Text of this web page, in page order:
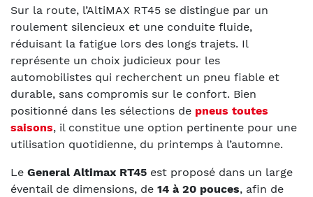
Sur la route, l’AltiMAX RT45 se distingue par un
roulement silencieux et une conduite fluide,
réduisant la fatigue lors des longs trajets. Il
représente un choix judicieux pour les
automobilistes qui recherchent un pneu fiable et
durable, sans compromis sur le confort. Bien
positionné dans les sélections de pneus toutes
saisons, il constitue une option pertinente pour une
utilisation quotidienne, du printemps à l’automne.
Le General Altimax RT45 est proposé dans un large
éventail de dimensions, de 14 à 20 pouces, afin de